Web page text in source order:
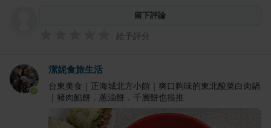
留下評論
給予評分
潔妮食旅生活
台東美食｜正海城北方小館｜爽口夠味的東北酸菜白肉鍋
｜豬肉餡餅．蔥油餅．千層餅也很推